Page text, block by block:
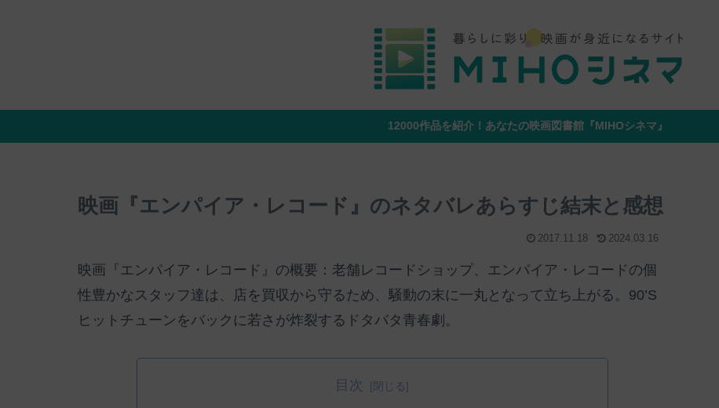
12000作品を紹介！あなたの映画図書館『MIHOシネマ』
映画『エンパイア・レコード』のネタバレあらすじ結末と感想
2017.11.18 2024.03.16
映画『エンパイア・レコード』の概要：老舗レコードショップ、エンパイア・レコードの個
性豊かなスタッフ達は、店を買収から守るため、騒動の末に一丸となって立ち上がる。90’S
ヒットチューンをバックに若さが炸裂するドタバタ青春劇。
目次